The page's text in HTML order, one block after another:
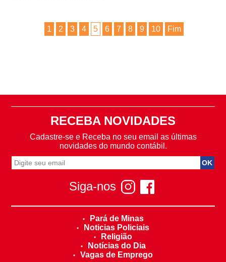
1 2 3 4 5 6 7 8 9 10 Fim
RECEBA NOVIDADES
Cadastre-se e Receba no seu email as últimas
novidades do mundo contábil.
Siga-nos
Pará de Minas
Noticias Policiais
Religião
Notícias do Dia
Vagas de Emprego